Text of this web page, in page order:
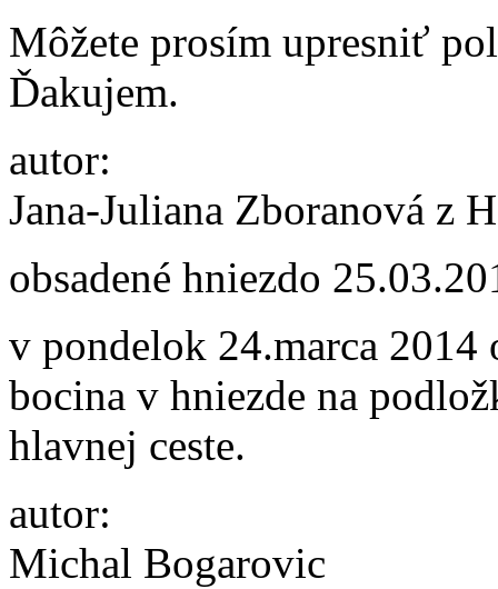
Môžete prosím upresniť
Ďakujem.
autor:
Jana-Juliana Zboranová z
obsadené hniezdo
v pondelok 24.marca
bocina v hniezde na
hlavnej ceste.
autor:
Michal Bogarovic